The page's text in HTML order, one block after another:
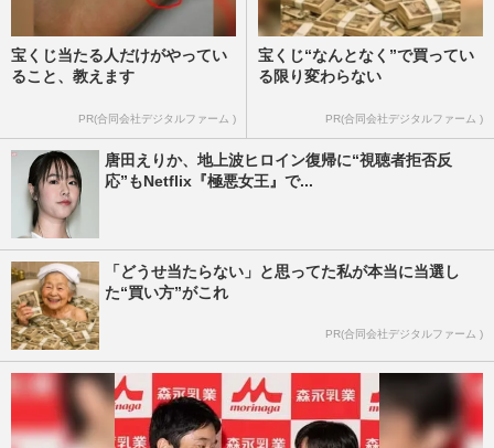
宝くじ当たる人だけがやってい
ること、教えます
PR(合同会社デジタルファーム )
宝くじ“なんとなく”で買ってい
る限り変わらない
PR(合同会社デジタルファーム )
唐田えりか、地上波ヒロイン復帰に“視聴者拒否反
応”もNetflix『極悪女王』で...
「どうせ当たらない」と思ってた私が本当に当選し
た“買い方”がこれ
PR(合同会社デジタルファーム )